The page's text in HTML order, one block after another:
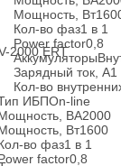
Мощность, Вт
Кол-во фаз1 в 1
Power factor0,8
Аккумуляторы
Зарядный ток, А1
Кол-во
ИБПOn-line
ВА2000
Вт1600
во фаз1 в 1
factor0,8